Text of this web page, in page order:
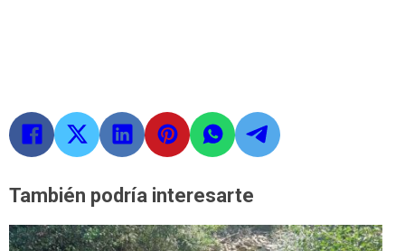
También podría interesarte